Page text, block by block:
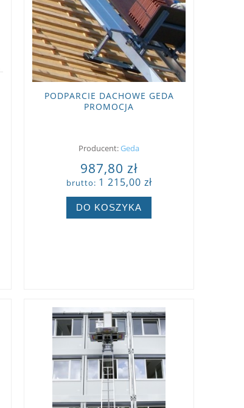
PODPARCIE DACHOWE GEDA
PROMOCJA
Producent:Geda
987,80 zł
brutto: 1 215,00 zł
DO KOSZYKA